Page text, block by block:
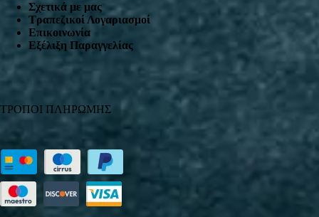
Σχετικά με μας
Τραπεζικοί Λογαριασμοί
Επικοινωνία
Εξέλιξη Παραγγελίας
ΤΡΟΠΟΙ ΠΛΗΡΩΜΗΣ